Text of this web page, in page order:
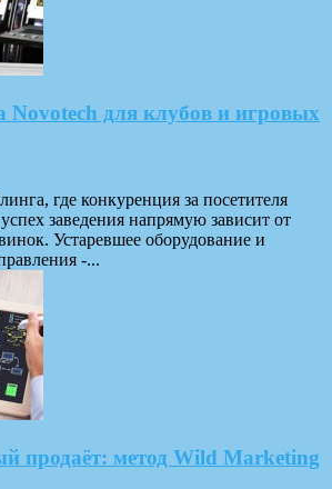
Novotech для клубов и игровых
где конкуренция за посетителя
заведения напрямую зависит от
Устаревшее оборудование и
-...
продаёт: метод Wild Marketing